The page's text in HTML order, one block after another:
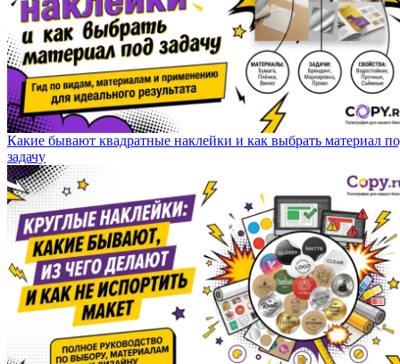
Какие бывают квадратные наклейки и как выбрать материал
задачу